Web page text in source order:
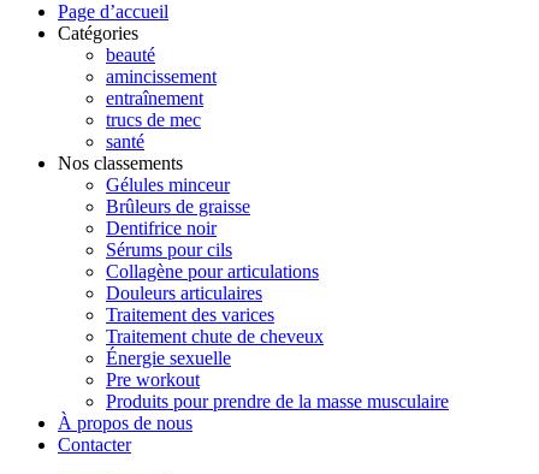
Page d’accueil
Catégories
beauté
amincissement
entraînement
trucs de mec
santé
Nos classements
Gélules minceur
Brûleurs de graisse
Dentifrice noir
Sérums pour cils
Collagène pour articulations
Douleurs articulaires
Traitement des varices
Traitement chute de cheveux
Énergie sexuelle
Pre workout
Produits pour prendre de la masse musculaire
À propos de nous
Contacter